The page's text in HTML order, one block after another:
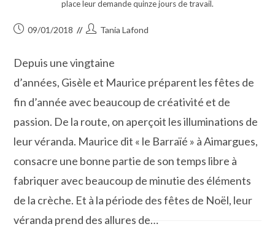
place leur demande quinze jours de travail.
Publication
09/01/2018
Auteur/autrice
publication :
Tania Lafond
Depuis une vingtaine
d’années, Gisèle et Maurice préparent les fêtes de
fin d’année avec beaucoup de créativité et de
passion. De la route, on aperçoit les illuminations de
leur véranda. Maurice dit « le Barraïé » à Aimargues,
consacre une bonne partie de son temps libre à
fabriquer avec beaucoup de minutie des éléments
de la crèche. Et à la période des fêtes de Noël, leur
véranda prend des allures de…